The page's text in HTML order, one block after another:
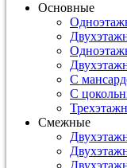
Основные
С
С
Смежные